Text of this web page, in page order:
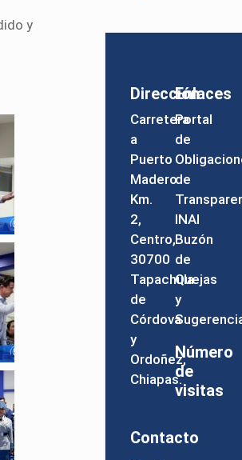
y
Dirección
Carretera
a
Puerto
Madero
Km.
2,
Centro,
30700
Tapachula
de
Córdova
y
Ordoñez,
Chiapas.
Contacto
Enlaces
Portal
de
de
INAI
Buzón
de
Quejas
y
Número
de
visitas